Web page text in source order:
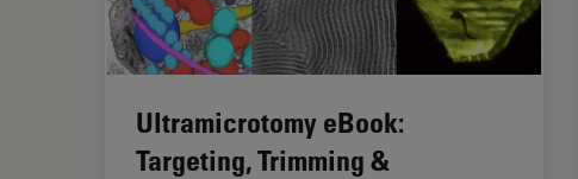
Ultramicrotomy eBook:
Targeting, Trimming &